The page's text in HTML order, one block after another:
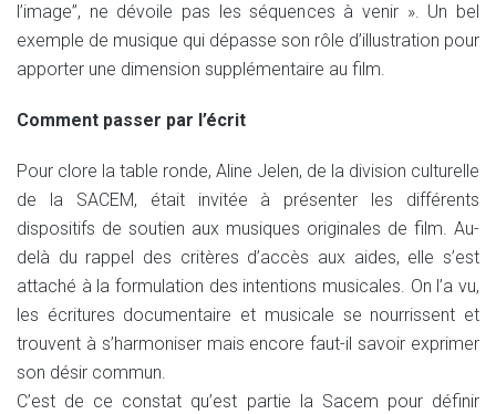
l’image”, ne dévoile pas les séquences à venir ». Un bel
exemple de musique qui dépasse son rôle d’illustration pour
apporter une dimension supplémentaire au film.
Comment passer par l’écrit
Pour clore la table ronde, Aline Jelen, de la division culturelle
de la SACEM, était invitée à présenter les différents
dispositifs de soutien aux musiques originales de film. Au-
delà du rappel des critères d’accès aux aides, elle s’est
attaché à la formulation des intentions musicales. On l’a vu,
les écritures documentaire et musicale se nourrissent et
trouvent à s’harmoniser mais encore faut-il savoir exprimer
son désir commun.
C’est de ce constat qu’est partie la Sacem pour définir